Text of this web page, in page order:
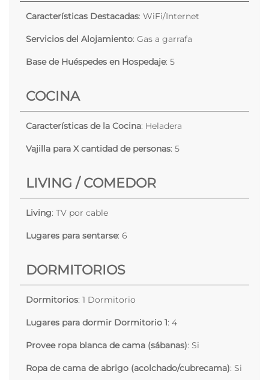
Características Destacadas: WiFi/Internet
Servicios del Alojamiento: Gas a garrafa
Base de Huéspedes en Hospedaje: 5
COCINA
Características de la Cocina: Heladera
Vajilla para X cantidad de personas: 5
LIVING / COMEDOR
Living: TV por cable
Lugares para sentarse: 6
DORMITORIOS
Dormitorios: 1 Dormitorio
Lugares para dormir Dormitorio 1: 4
Provee ropa blanca de cama (sábanas): Si
Ropa de cama de abrigo (acolchado/cubrecama): Si